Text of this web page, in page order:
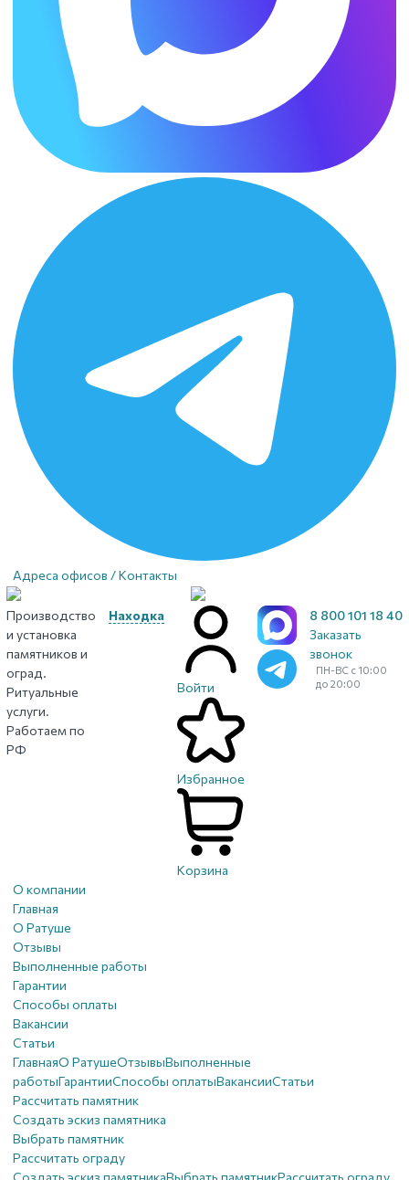
Адреса офисов / Контакты
Производство
и установка
памятников и
оград.
Ритуальные
услуги.
Работаем по
РФ
Находка
Войти
Избранное
Корзина
8 800 101 18 40
Заказать
звонок
ПН-ВС с 10:00
до 20:00
О компании
Главная
О Ратуше
Отзывы
Выполненные работы
Гарантии
Способы оплаты
Вакансии
Статьи
ГлавнаяО РатушеОтзывыВыполненные
работыГарантииСпособы оплатыВакансииСтатьи
Рассчитать памятник
Создать эскиз памятника
Выбрать памятник
Рассчитать ограду
Создать эскиз памятникаВыбрать памятникРассчитать ограду